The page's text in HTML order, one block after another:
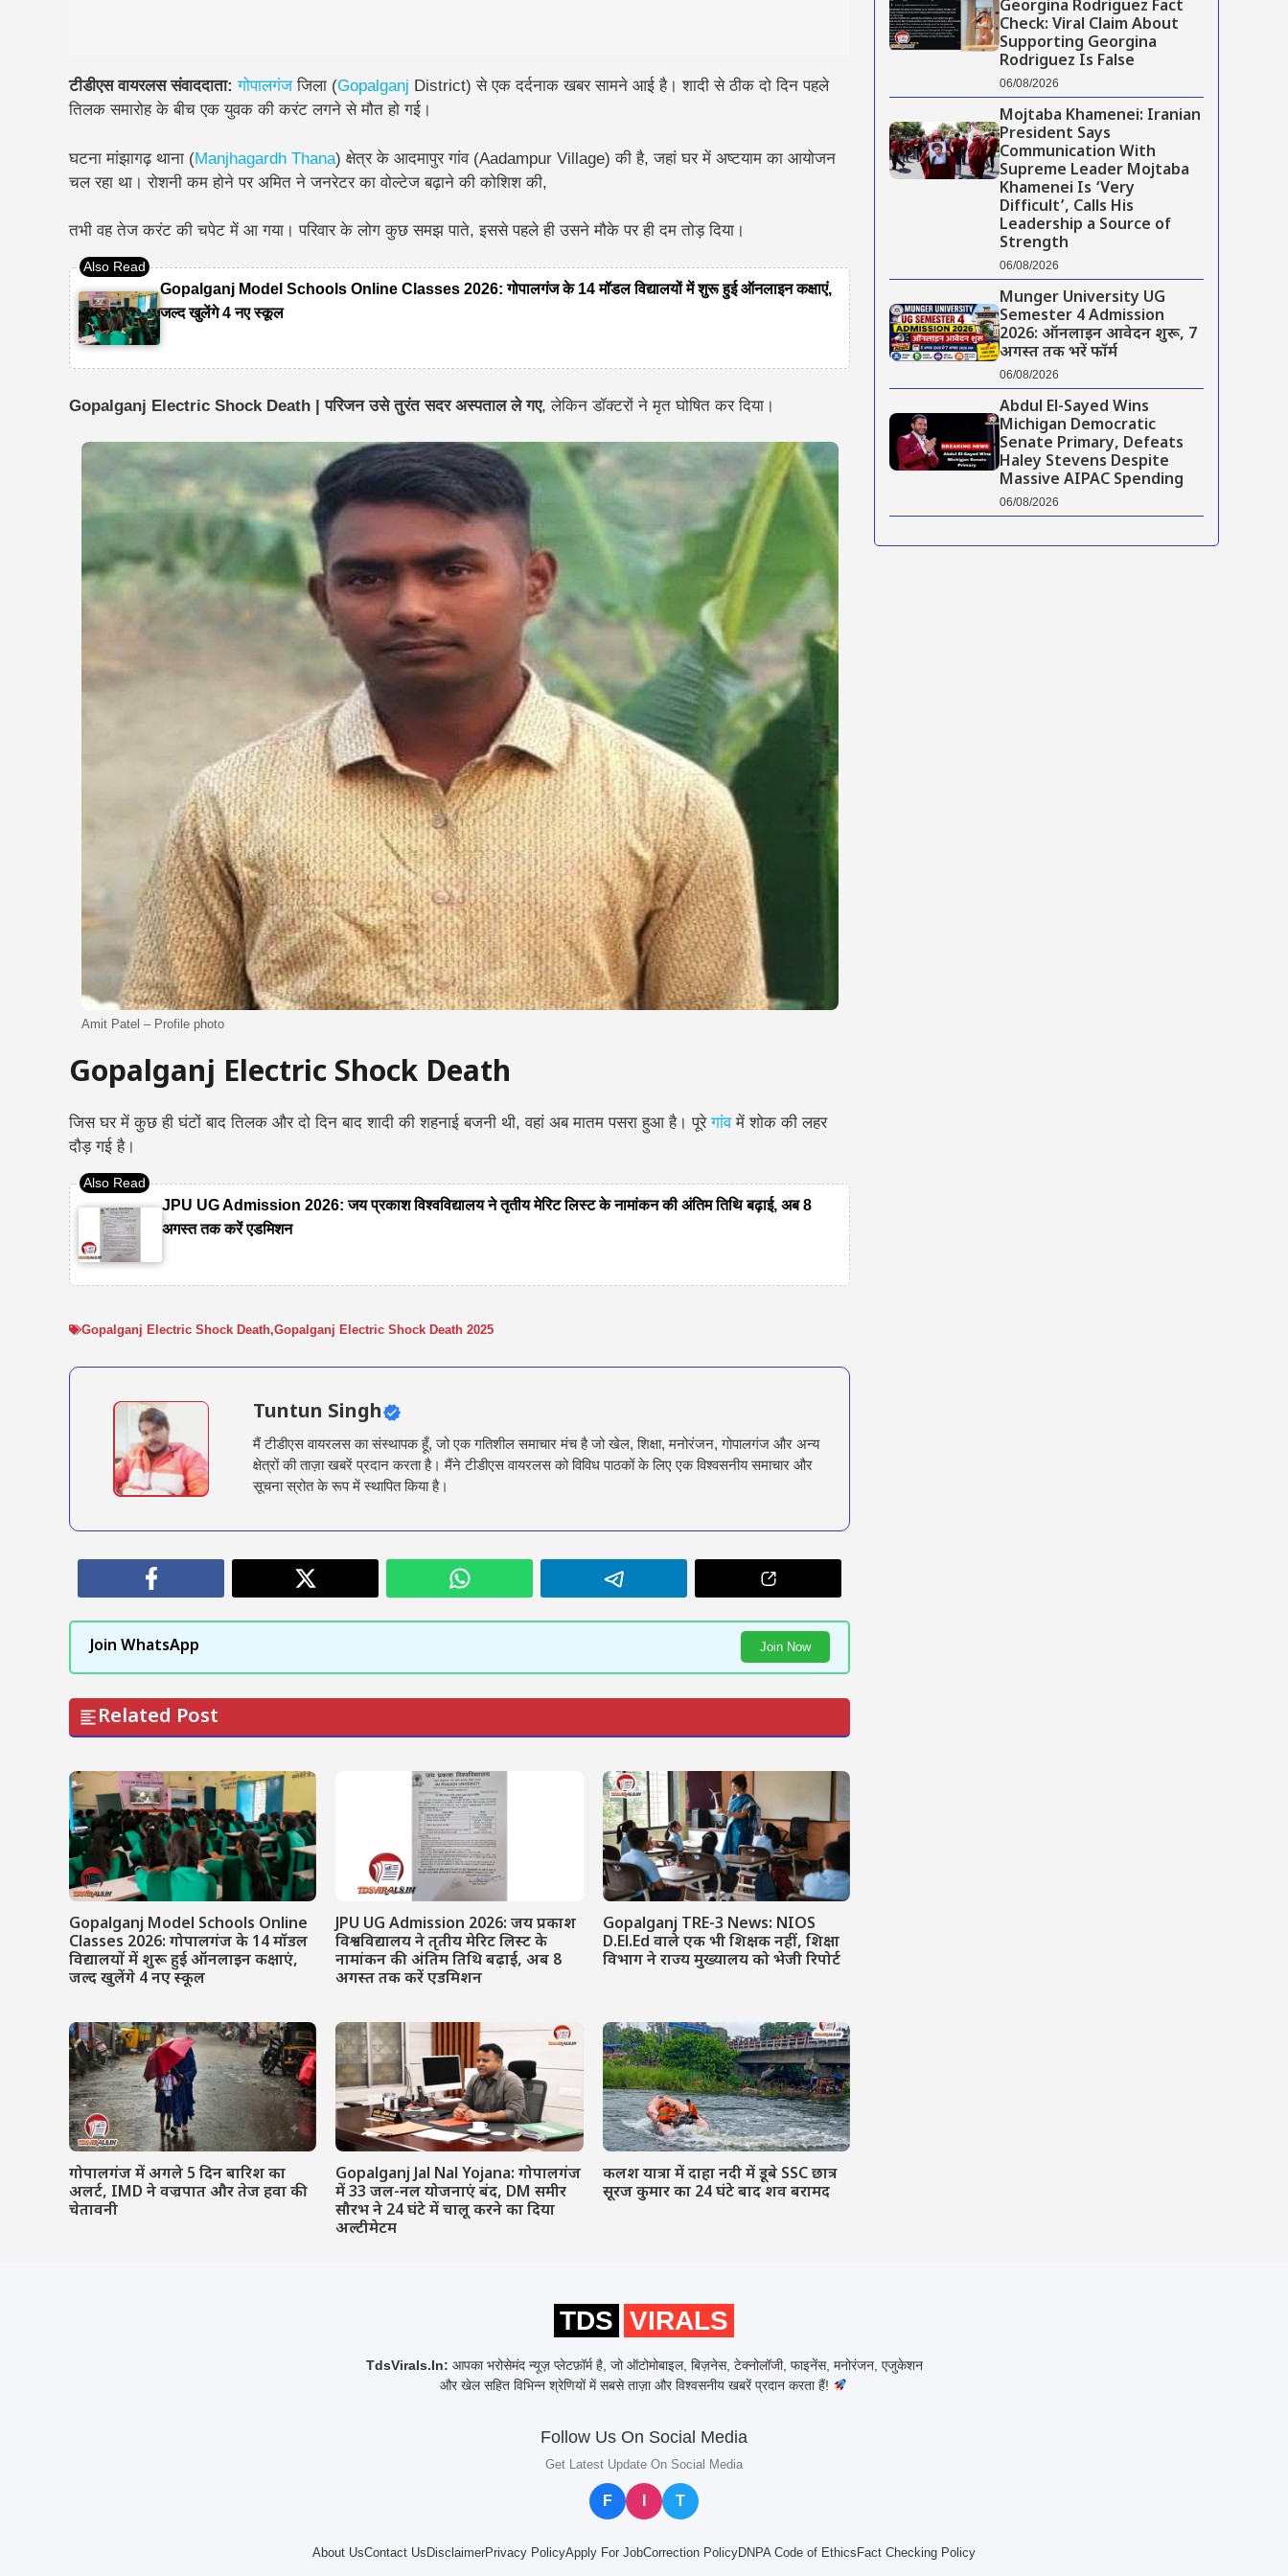
टीडीएस वायरलस संवाददाता: गोपालगंजजिला (Gopalganj District) से एक दर्दनाक खबर सामने आई है। शादी से ठीकदो दिन पहले
तिलक समारोह के बीच एक युवक कीकरंट लगने से मौत हो गई।
घटना मांझागढ़ थाना (Manjhagardh Thana) क्षेत्र के आदमापुर गांव (Aadampur Village) की है, जहां घर में अष्टयाम का आयोजन
चल रहा था। रोशनी कम होने पर अमित ने जनरेटर का वोल्टेज बढ़ाने की कोशिश की,
तभी वह तेज करंट की चपेट में आ गया। परिवार के लोग कुछ समझ पाते, इससे पहले ही उसने मौके पर ही दम तोड़ दिया।
Gopalganj Model Schools Online Classes 2026: गोपालगंज के 14 मॉडल विद्यालयों में शुरू हुई ऑनलाइन कक्षाएं,
जल्द खुलेंगे 4 नए स्कूल
Gopalganj Electric Shock Death | परिजन उसे तुरंत सदर अस्पताल ले गए, लेकिन डॉक्टरों ने मृत घोषित कर दिया।
Amit Patel – Profile photo
Gopalganj Electric Shock Death
जिस घर में कुछ ही घंटों बाद तिलक और दो दिन बाद शादी की शहनाई बजनी थी, वहां अब मातम पसरा हुआ है। पूरेगांवमें शोक की लहर
दौड़ गई है।
JPU UG Admission 2026: जय प्रकाश विश्वविद्यालय ने तृतीय मेरिट लिस्ट के नामांकन की अंतिम तिथि बढ़ाई, अब 8
अगस्त तक करें एडमिशन
Gopalganj Electric Shock Death,Gopalganj Electric Shock Death 2025
Tuntun Singh
मैं टीडीएस वायरलस का संस्थापक हूँ, जो एक गतिशील समाचार मंच है जो खेल, शिक्षा, मनोरंजन, गोपालगंज और अन्य
क्षेत्रों की ताज़ा खबरें प्रदान करता है। मैंने टीडीएस वायरलस को विविध पाठकों के लिए एक विश्वसनीय समाचार और
सूचना स्रोत के रूप में स्थापित किया है।
Join WhatsApp Join Now
Related Post
Gopalganj Model Schools Online
Classes 2026: गोपालगंज के 14 मॉडल
विद्यालयों में शुरू हुई ऑनलाइन कक्षाएं,
जल्द खुलेंगे 4 नए स्कूल
JPU UG Admission 2026: जय प्रकाश
विश्वविद्यालय ने तृतीय मेरिट लिस्ट के
नामांकन की अंतिम तिथि बढ़ाई, अब 8
अगस्त तक करें एडमिशन
Gopalganj TRE-3 News: NIOS
D.El.Ed वाले एक भी शिक्षक नहीं, शिक्षा
विभाग ने राज्य मुख्यालय को भेजी रिपोर्ट
गोपालगंज में अगले 5 दिन बारिश का
अलर्ट, IMD ने वज्रपात और तेज हवा की
चेतावनी
Gopalganj Jal Nal Yojana: गोपालगंज
में 33 जल-नल योजनाएं बंद, DM समीर
सौरभ ने 24 घंटे में चालू करने का दिया
अल्टीमेटम
कलश यात्रा में दाहा नदी में डूबे SSC छात्र
सूरज कुमार का 24 घंटे बाद शव बरामद
Georgina Rodriguez Fact
Check: Viral Claim About
Supporting Georgina
Rodriguez Is False
06/08/2026
Mojtaba Khamenei: Iranian
President Says
Communication With
Supreme Leader Mojtaba
Khamenei Is ‘Very
Difficult’, Calls His
Leadership a Source of
Strength
06/08/2026
Munger University UG
Semester 4 Admission
2026: ऑनलाइन आवेदन शुरू, 7
अगस्त तक भरें फॉर्म
06/08/2026
Abdul El-Sayed Wins
Michigan Democratic
Senate Primary, Defeats
Haley Stevens Despite
Massive AIPAC Spending
06/08/2026
TDS VIRALS
TdsVirals.In: आपका भरोसेमंद न्यूज़ प्लेटफ़ॉर्म है, जो ऑटोमोबाइल, बिज़नेस, टेक्नोलॉजी, फाइनेंस, मनोरंजन, एजुकेशन
और खेल सहित विभिन्न श्रेणियों में सबसे ताज़ा और विश्वसनीय खबरें प्रदान करता हैं!
Follow Us On Social Media
Get Latest Update On Social Media
F T
About UsContact Us DisclaimerPrivacy PolicyApply For JobCorrection PolicyDNPA Code of Ethics Fact Checking Policy